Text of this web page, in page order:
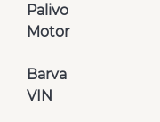
Palivo
Motor
Barva
VIN